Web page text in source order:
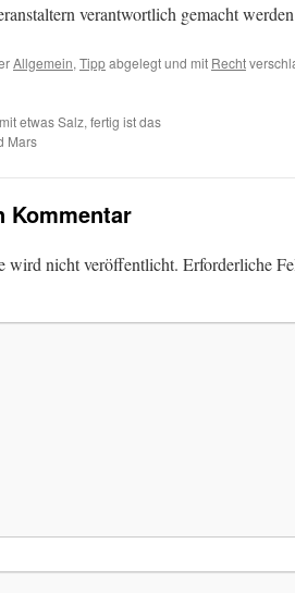
verantwortlich gemacht
Allgemein, Tippabgelegt und mit Recht
etwas Salz, fertig ist das
Mars
Kommentar
wird nicht veröffentlicht. Erforderliche